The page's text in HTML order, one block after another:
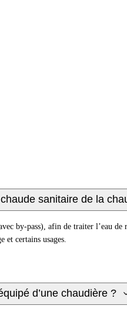
sanitaire de la
by-pass), afin de traiter l’eau
certains usages.
d’une chaudière ?